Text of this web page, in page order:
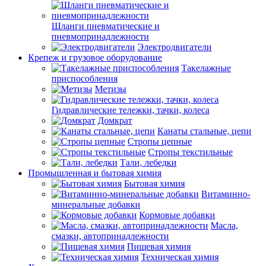
Шланги пневматические и
пневмопринадлежности
Электродвигатели
Крепеж и грузовое оборудование
Такелажные
приспособления
Метизы
Гидравлические тележки, тачки, колеса
Домкрат
Канаты стальные, цепи
Стропы цепные
Стропы текстильные
Тали, лебедки
Промышленная и бытовая химия
Бытовая химия
Витаминно-
минеральные добавки
Кормовые добавки
Масла,
смазки, автопринадлежности
Пищевая химия
Техническая химия